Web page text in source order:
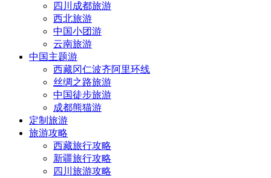
四川成都旅游
西北旅游
中国小团游
云南旅游
中国主题游
西藏冈仁波齐阿里环线
丝绸之路旅游
中国徒步旅游
成都熊猫游
定制旅游
旅游攻略
西藏旅行攻略
新疆旅行攻略
四川旅游攻略